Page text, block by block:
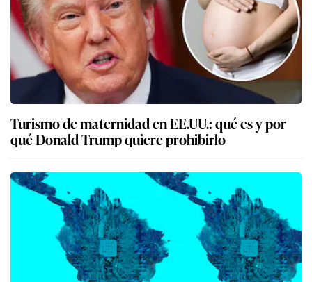
Turismo de maternidad en EE.UU.: qué es y por
qué Donald Trump quiere prohibirlo